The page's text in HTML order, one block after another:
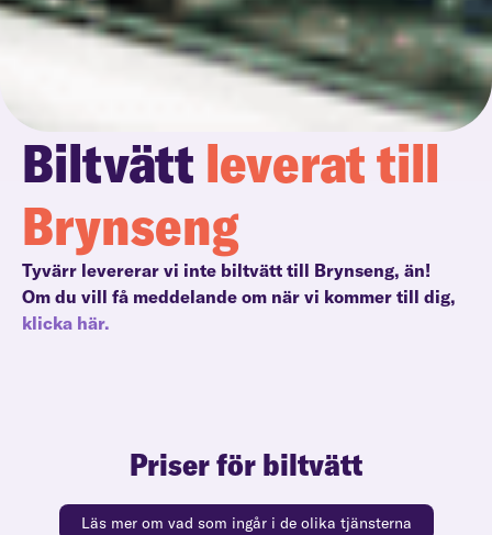
Biltvätt leverat till
Brynseng
Tyvärr levererar vi inte biltvätt till Brynseng, än!
Om du vill få meddelande om när vi kommer till dig,
klicka här.
Priser för biltvätt
Läs mer om vad som ingår i de olika tjänsterna